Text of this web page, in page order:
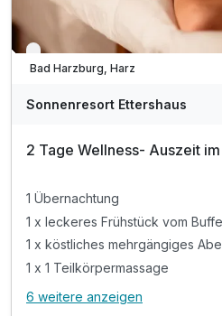
Nur noch bis Oktober
Bad Harzburg, Harz
Sonnenresort Ettershaus
2 Tage Wellness- Auszeit
1 Übernachtung
1 x leckeres Frühstück vom
1 x köstliches mehrgängiges
1 x 1 Teilkörpermassage
Alle Inklusivleistungen
6 weitere anzeigen